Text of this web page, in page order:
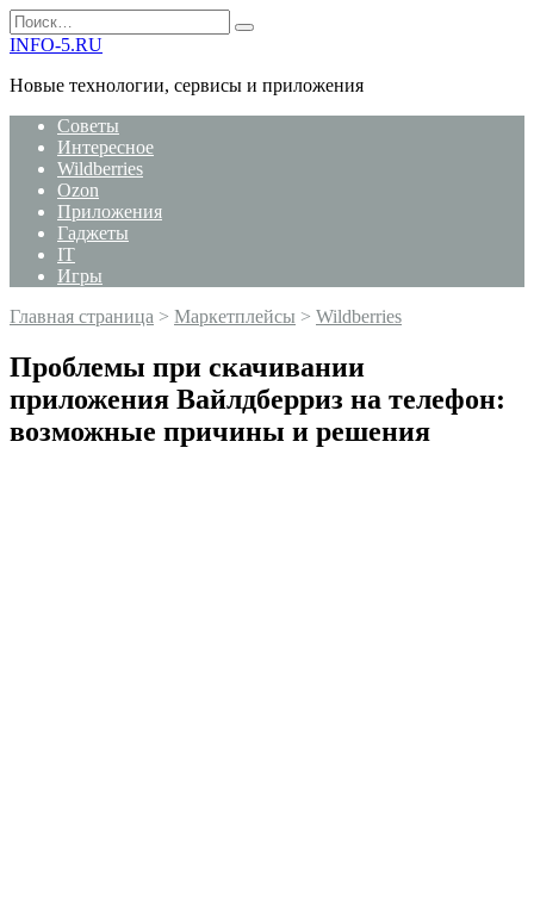
Перейти
к
Search
for:
INFO-5.RU
Новые технологии, сервисы и приложения
Советы
Интересное
Wildberries
Ozon
Приложения
Гаджеты
IT
Игры
Главная страница > Маркетплейсы > Wildberries
Проблемы при скачивании
приложения Вайлдберриз на телефон:
возможные причины и решения